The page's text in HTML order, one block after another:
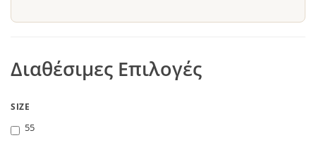
Διαθέσιμες Επιλογές
SIZE
55